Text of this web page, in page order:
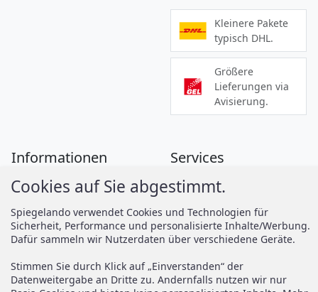
Kleinere Pakete
typisch DHL.
Größere
Lieferungen via
Avisierung.
Informationen
Zahlung
Versand
AGB
Vertrag widerrufen
Services
Montageanleitungen
Spiegelando Magazin
Support
Cookies auf Sie abgestimmt.
Spiegelando verwendet Cookies und Technologien für
Sicherheit, Performance und personalisierte Inhalte/Werbung.
Dafür sammeln wir Nutzerdaten über verschiedene Geräte.
Stimmen Sie durch Klick auf „Einverstanden“ der
Datenweitergabe an Dritte zu. Andernfalls nutzen wir nur